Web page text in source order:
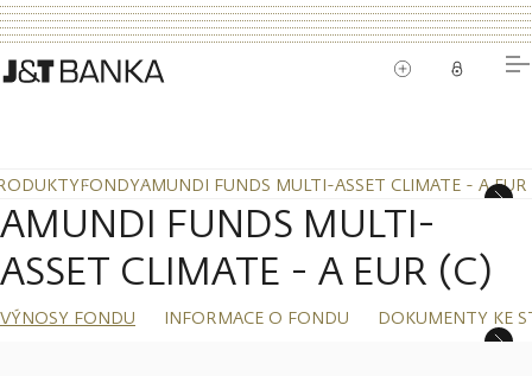
FONDYAMUNDI FUNDS MULTI-ASSET CLIMATE - A EUR
AMUNDI FUNDS MULTI-
ASSET CLIMATE - A EUR (C)
VÝNOSY FONDU INFORMACE O FONDU DOKUMENTY KE